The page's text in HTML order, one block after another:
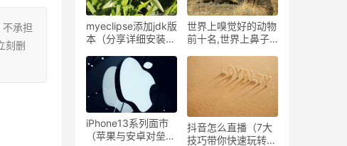
承担
刻删
myeclipse添加jdk版
本（分享详细安装步
世界上嗅觉好的动物
前十名,世界上鼻子
iPhone13系列面市
（苹果与安卓对垒高
抖音怎么直播（7大
技巧带你快速玩转抖